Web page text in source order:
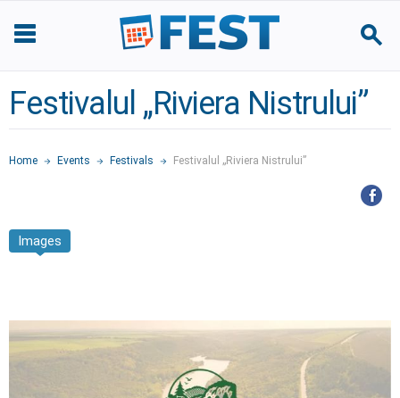
Festivalul „Riviera Nistrului”
Home Events Festivals Festivalul „Riviera Nistrului”
Images